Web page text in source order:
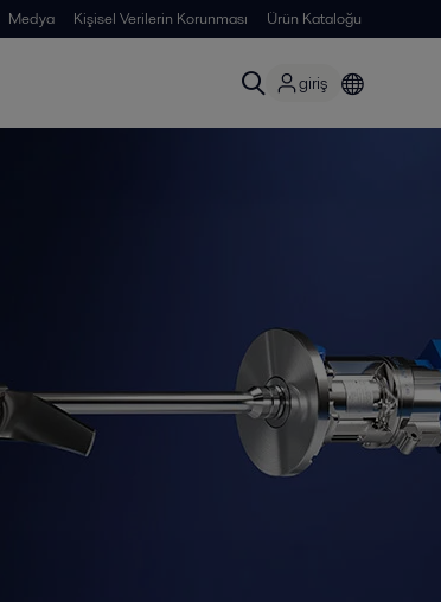
Medya Kişisel Verilerin Korunması Ürün Kataloğu
giriş